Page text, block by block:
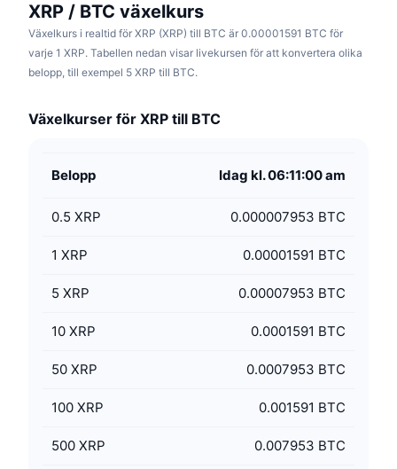
XRP / BTC växelkurs
Växelkurs i realtid för XRP (XRP) till BTC är 0.00001591 BTC för
varje 1 XRP. Tabellen nedan visar livekursen för att konvertera olika
belopp, till exempel 5 XRP till BTC.
Växelkurser för XRP till BTC
Belopp Idag kl. 06:11:00 am
0.5 XRP 0.000007953 BTC
1 XRP 0.00001591 BTC
5 XRP 0.00007953 BTC
10 XRP 0.0001591 BTC
50 XRP 0.0007953 BTC
100 XRP 0.001591 BTC
500 XRP 0.007953 BTC